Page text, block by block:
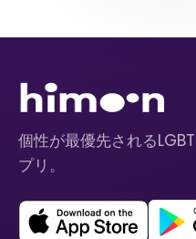
個性が最優先される
プリ。